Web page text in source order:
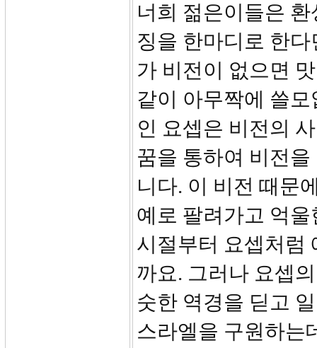
너희 젊은이들은
징을 한마디로 한
가 비전이 없으면
같이 아무짝에 쓸
인 요셉은 비전의
꿈을 통하여 비전
니다. 이 비전 때문
예로 팔려가고 억
시절부터 요셉처럼
까요. 그러나 요셉
숫한 역경을 딛고
스라엘을 구원하는